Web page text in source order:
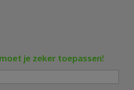
je zeker toepassen!